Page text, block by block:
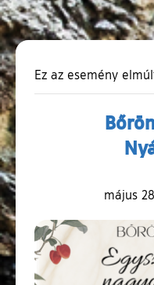
Ez az esemény
május